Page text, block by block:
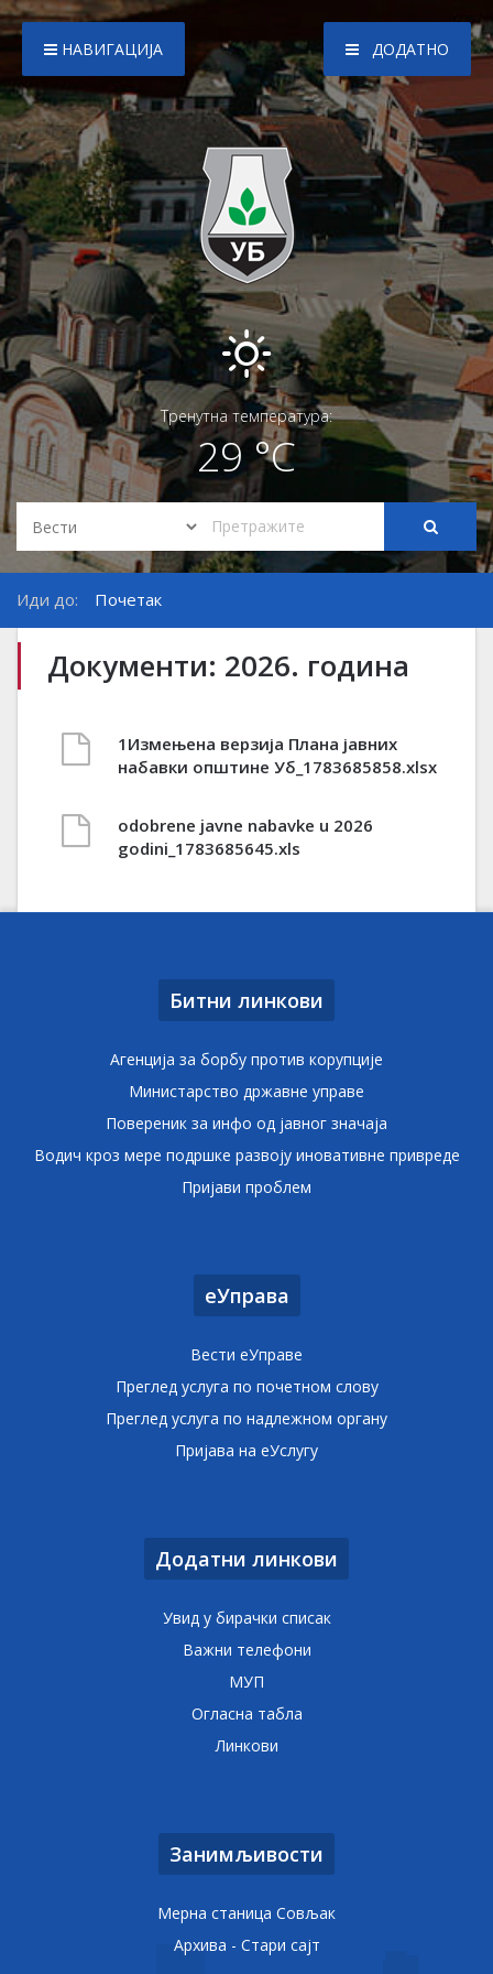
НАВИГАЦИЈА ДОДАТНО
Тренутна температура:
29 °C
Иди до: Почетак
Документи: 2026. година
1Измењена верзија Плана јавних
набавки општине Уб_1783685858.xlsx
odobrene javne nabavke u 2026
godini_1783685645.xls
Битни линкови
Агенција за борбу против корупције
Министарство државне управе
Повереник за инфо од јавног значаја
Водич кроз мере подршке развоју иновативне привреде
Пријави проблем
еУправа
Вести еУправе
Преглед услуга по почетном слову
Преглед услуга по надлежном органу
Пријава на еУслугу
Додатни линкови
Увид у бирачки списак
Важни телефони
МУП
Огласна табла
Линкови
Занимљивости
Мерна станица Совљак
Архива - Стари сајт